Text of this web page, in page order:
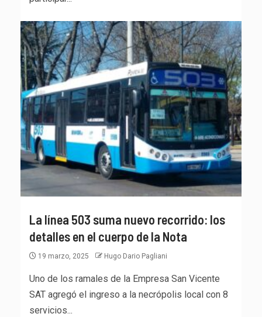
La línea 503 suma nuevo recorrido: los
detalles en el cuerpo de la Nota
19 marzo, 2025 Hugo Dario Pagliani
Uno de los ramales de la Empresa San Vicente
SAT agregó el ingreso a la necrópolis local con 8
servicios...